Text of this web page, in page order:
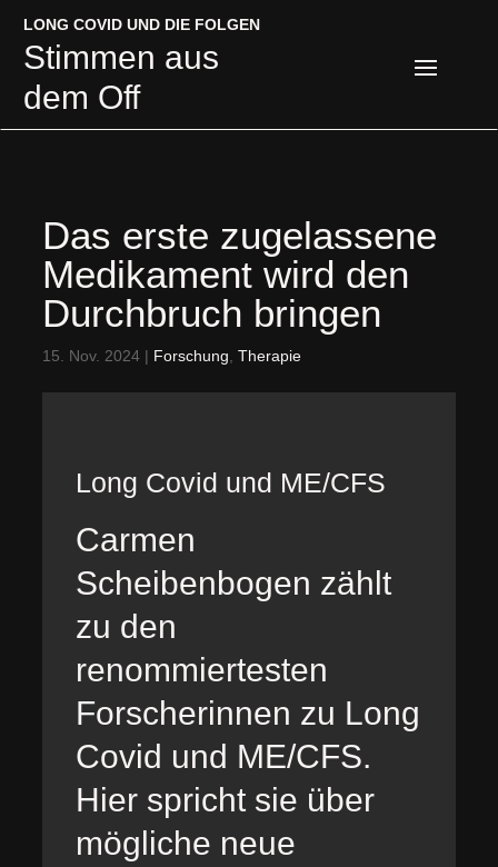
LONG COVID UND DIE FOLGEN
Stimmen aus
dem Off
LONG COVID UND DIE FOLGEN
Stimmen aus
dem Off
Das erste zugelassene
Medikament wird den
Durchbruch bringen
15. Nov. 2024| Forschung Therapie
Long Covid und ME/CFS
Carmen
Scheibenbogen zählt
zu den
renommiertesten
Forscherinnen zu Long
Covid und ME/CFS.
Hier spricht sie über
mögliche neue